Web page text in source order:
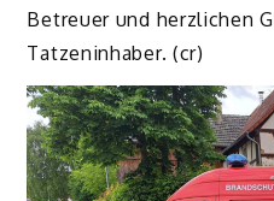
Betreuer und herzlichen
Tatzeninhaber. (cr)